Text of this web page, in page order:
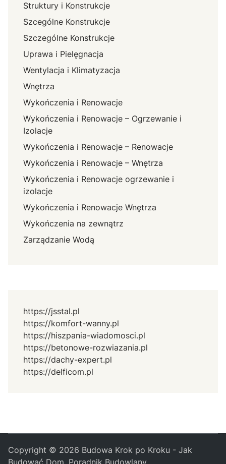
Struktury i Konstrukcje
Szcególne Konstrukcje
Szczególne Konstrukcje
Uprawa i Pielęgnacja
Wentylacja i Klimatyzacja
Wnętrza
Wykończenia i Renowacje
Wykończenia i Renowacje – Ogrzewanie i
Izolacje
Wykończenia i Renowacje – Renowacje
Wykończenia i Renowacje – Wnętrza
Wykończenia i Renowacje ogrzewanie i
izolacje
Wykończenia i Renowacje Wnętrza
Wykończenia na zewnątrz
Zarządzanie Wodą
https://jsstal.pl
https://komfort-wanny.pl
https://hiszpania-wiadomosci.pl
https://betonowe-rozwiazania.pl
https://dachy-expert.pl
https://delficom.pl
Copyright © 2026 Budowa Krok po Kroku - Jak
Budować Dom, Poradnik Budowlany.